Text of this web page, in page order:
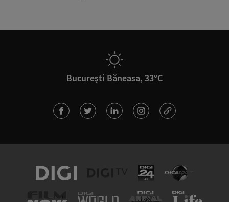
București Băneasa, 33°C